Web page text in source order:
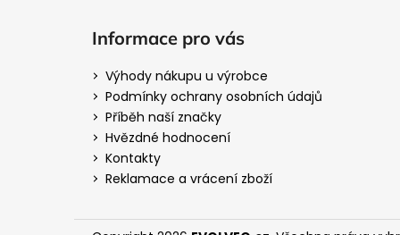
Informace pro vás
Výhody nákupu u výrobce
Podmínky ochrany osobních údajů
Příběh naší značky
Hvězdné hodnocení
Kontakty
Reklamace a vrácení zboží